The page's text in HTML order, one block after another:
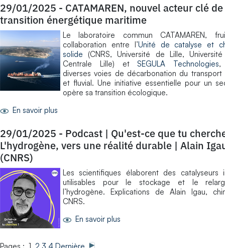
29/01/2025 - CATAMAREN, nouvel acteur clé
transition énergétique maritime
Le laboratoire commun CATAMAREN,
collaboration entre l’Unité de catalyse et
solide (CNRS, Université de Lille,
Centrale Lille) etSEGULA Technologies,
diverses voies de décarbonation du transport
et fluvial. Une initiative essentielle pour un
opère sa transition écologique.
En savoir plus
29/01/2025 - Podcast | Qu'est-ce que tu
L'hydrogène, vers une réalité durable | Alain
(CNRS)
Les scientifiques élaborent des catalyseurs
utilisables pour le stockage et le
l’hydrogène. Explications de Alain Igau,
CNRS.
En savoir plus